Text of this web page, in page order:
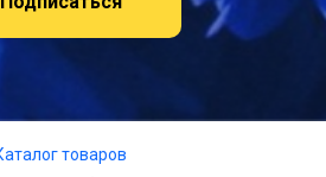
товаров